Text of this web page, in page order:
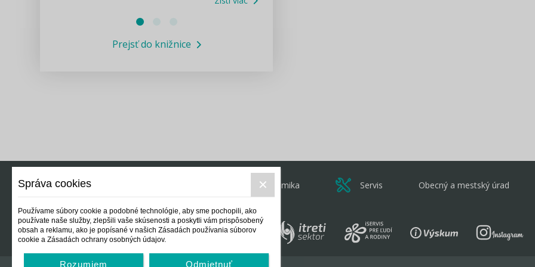
Informácie COVID19
Prejsť do knižnice
Ekonomika Servis Obecný a mestský úrad
Správa cookies
Používame súbory cookie a podobné technológie, aby sme pochopili, ako
používate naše služby, zlepšili vaše skúsenosti a poskytli vám prispôsobený
obsah a reklamu, ako je popísané v našich Zásadách používania súborov
cookie a Zásadách ochrany osobných údajov.
Rozumiem Odmietnuť